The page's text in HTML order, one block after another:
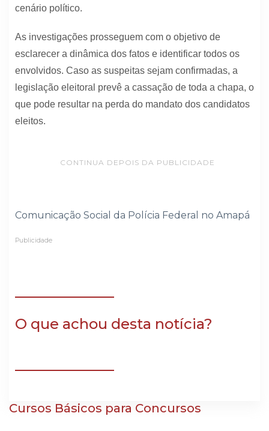
cenário político.
As investigações prosseguem com o objetivo de
esclarecer a dinâmica dos fatos e identificar todos os
envolvidos. Caso as suspeitas sejam confirmadas, a
legislação eleitoral prevê a cassação de toda a chapa, o
que pode resultar na perda do mandato dos candidatos
eleitos.
CONTINUA DEPOIS DA PUBLICIDADE
Comunicação Social da Polícia Federal no Amapá
Publicidade
O que achou desta notícia?
Cursos Básicos para Concursos